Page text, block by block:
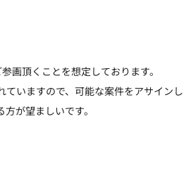
画頂くことを想定しております。
ていますので、可能な案件をアサインし
が望ましいです。